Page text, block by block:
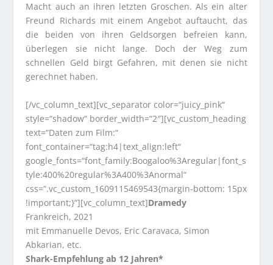
Macht auch an ihren letzten Groschen. Als ein alter
Freund Richards mit einem Angebot auftaucht, das
die beiden von ihren Geldsorgen befreien kann,
überlegen sie nicht lange. Doch der Weg zum
schnellen Geld birgt Gefahren, mit denen sie nicht
gerechnet haben.
[/vc_column_text][vc_separator color=“juicy_pink“
style=“shadow“ border_width=“2″][vc_custom_heading
text=“Daten zum Film:“
font_container=“tag:h4|text_align:left“
google_fonts=“font_family:Boogaloo%3Aregular|font_s
tyle:400%20regular%3A400%3Anormal“
css=“.vc_custom_1609115469543{margin-bottom: 15px
!important;}“][vc_column_text]Dramedy
Frankreich, 2021
mit Emmanuelle Devos, Eric Caravaca, Simon
Abkarian, etc.
Shark-Empfehlung ab 12 Jahren*